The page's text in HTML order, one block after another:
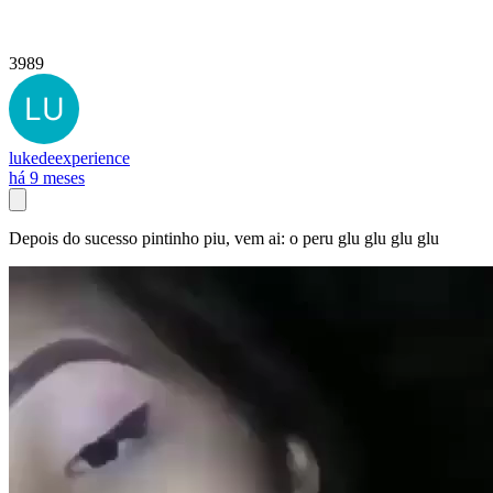
3989
lukedeexperience
há 9 meses
Depois do sucesso pintinho piu, vem ai: o peru glu glu glu glu